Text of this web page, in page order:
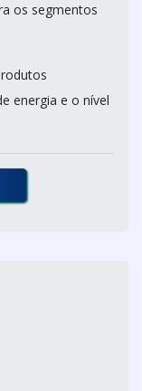
os segmentos
energia e o nível